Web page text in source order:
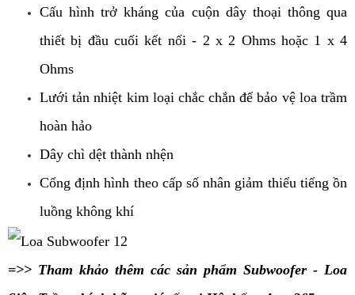
Cấu hình trở kháng của cuộn dây thoại thông qua
thiết bị đầu cuối kết nối - 2 x 2 Ohms hoặc 1 x 4
Ohms
Lưới tản nhiệt kim loại chắc chắn để bảo vệ loa trầm
hoàn hảo
Dây chì dệt thành nhện
Cổng định hình theo cấp số nhân giảm thiểu tiếng ồn
luồng không khí
=>> Tham khảo thêm các sản phẩm Subwoofer - Loa